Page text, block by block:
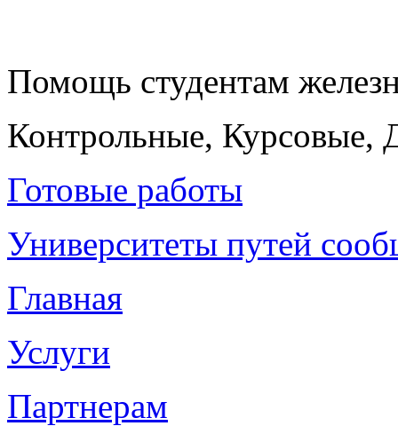
Помощь студентам
Контрольные, Курсовые,
Готовые работы
Университеты путей
Главная
Услуги
Партнерам